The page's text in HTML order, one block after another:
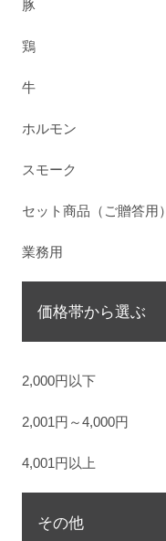
豚
鶏
牛
ホルモン
スモーク
セット商品（ご贈答用）
業務用
価格帯から選ぶ
2,000円以下
2,001円～4,000円
4,001円以上
その他